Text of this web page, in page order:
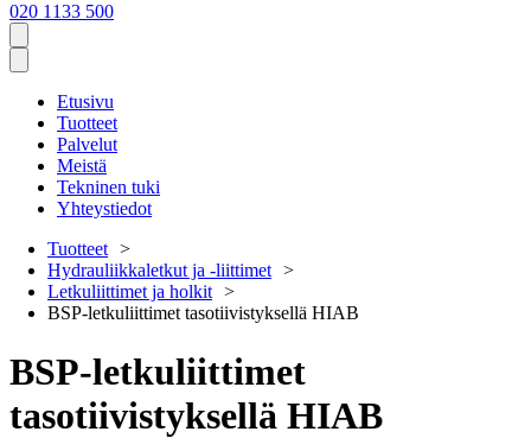
020 1133 500
Etusivu
Tuotteet
Palvelut
Meistä
Tekninen tuki
Yhteystiedot
Tuotteet
Hydrauliikkaletkut ja -liittimet
Letkuliittimet ja holkit
BSP-letkuliittimet tasotiivistyksellä HIAB
BSP-letkuliittimet
tasotiivistyksellä HIAB